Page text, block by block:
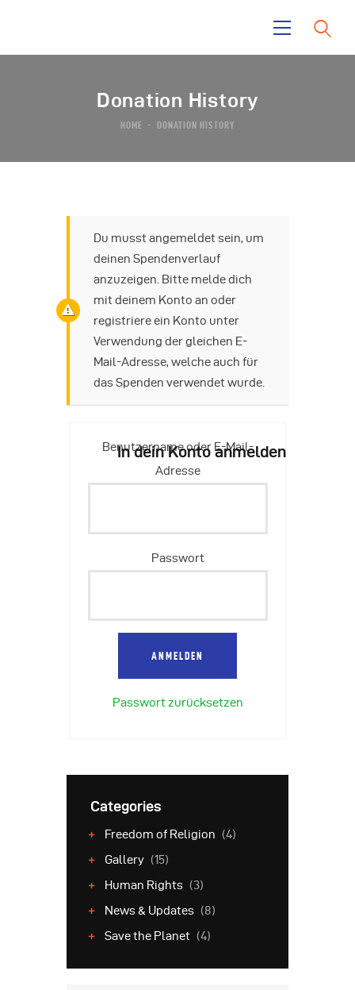
Donation History
HOME DONATION HISTORY
Home
La Mara
Contacts
Du musst angemeldet sein, um
deinen Spendenverlauf
anzuzeigen. Bitte melde dich
mit deinem Konto an oder
registriere ein Konto unter
Verwendung der gleichen E-
Mail-Adresse, welche auch für
das Spenden verwendet wurde.
In dein Konto anmelden
Benutzername oder E-Mail-
Adresse
Passwort
Passwort zurücksetzen
Categories
Freedom of Religion (4)
Gallery (15)
Human Rights (3)
News & Updates (8)
Save the Planet (4)